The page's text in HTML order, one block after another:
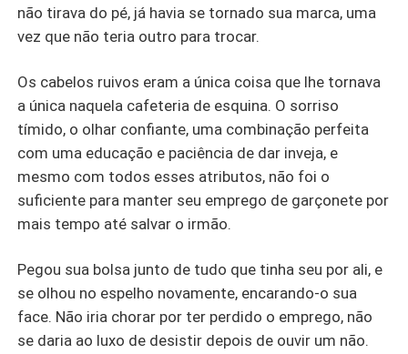
não tirava do pé, já havia se tornado sua marca, uma
vez que não teria outro para trocar.
Os cabelos ruivos eram a única coisa que lhe tornava
a única naquela cafeteria de esquina. O sorriso
tímido, o olhar confiante, uma combinação perfeita
com uma educação e paciência de dar inveja, e
mesmo com todos esses atributos, não foi o
suficiente para manter seu emprego de garçonete por
mais tempo até salvar o irmão.
Pegou sua bolsa junto de tudo que tinha seu por ali, e
se olhou no espelho novamente, encarando-o sua
face. Não iria chorar por ter perdido o emprego, não
se daria ao luxo de desistir depois de ouvir um não.